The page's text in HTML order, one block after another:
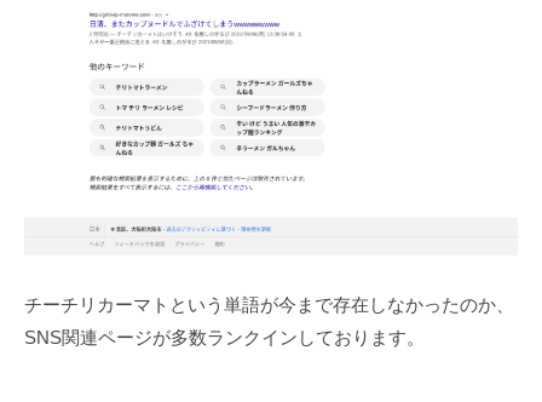
チーチリカーマトという単語が今まで存在しなかったのか、
SNS関連ページが多数ランクインしております。